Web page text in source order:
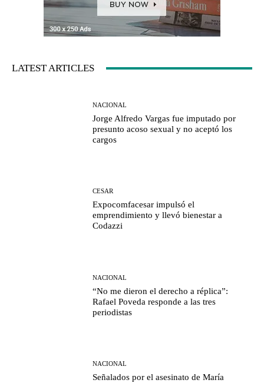
LATEST ARTICLES
NACIONAL
Jorge Alfredo Vargas fue imputado por
presunto acoso sexual y no aceptó los
cargos
CESAR
Expocomfacesar impulsó el
emprendimiento y llevó bienestar a
Codazzi
NACIONAL
“No me dieron el derecho a réplica”:
Rafael Poveda responde a las tres
periodistas
NACIONAL
Señalados por el asesinato de María